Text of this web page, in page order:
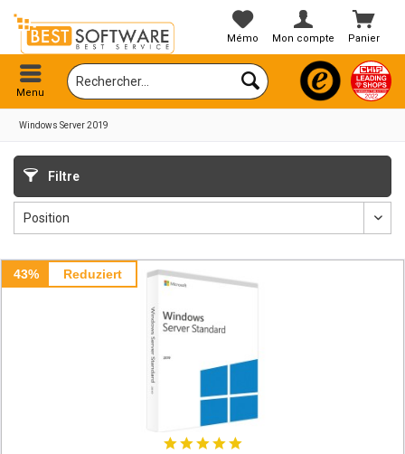
Panier
Mémo Mon compte
Menu
Windows Server 2019
Filtre
43% Reduziert